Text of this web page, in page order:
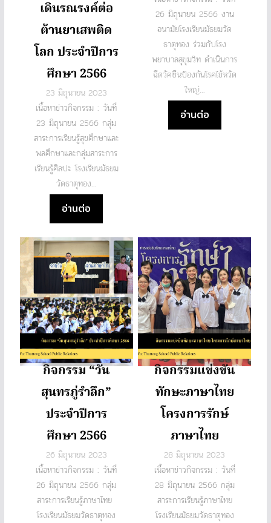
เดินรณรงค์ต่อ
ต้านยาเสพติด
โลก ประจำปีการ
ศึกษา 2566
23 มิถุนายน 2023
เนื้อหาข่าวกิจกรรม : วันที่
23 มิถุนายน 2566 กลุ่ม
สาระการเรียนรู้สุขศึกษาและ
พลศึกษาและกลุ่มสาระการ
เรียนรู้ศิลปะ โรงเรียนมัธยม
วัดธาตุทอง...
อ่านต่อ
26 มิถุนายน 2566 งาน
อนามัยโรงเรียนมัธยมวัด
ธาตุทอง ร่วมกับโรง
พยาบาลสุขุมวิท ดำเนินการ
ฉีดวัคซีนป้องกันโรคไข้หวัด
ใหญ่...
อ่านต่อ
กิจกรรม “วัน
สุนทรภู่รำลึก”
ประจำปีการ
ศึกษา 2566
26 มิถุนายน 2023
เนื้อหาข่าวกิจกรรม : วันที่
26 มิถุนายน 2566 กลุ่ม
สาระการเรียนรู้ภาษาไทย
โรงเรียนมัธยมวัดธาตุทอง
กิจกรรมแข่งขัน
ทักษะภาษาไทย
โครงการรักษ์
ภาษาไทย
28 มิถุนายน 2023
เนื้อหาข่าวกิจกรรม : วันที่
28 มิถุนายน 2566 กลุ่ม
สาระการเรียนรู้ภาษาไทย
โรงเรียนมัธยมวัดธาตุทอง